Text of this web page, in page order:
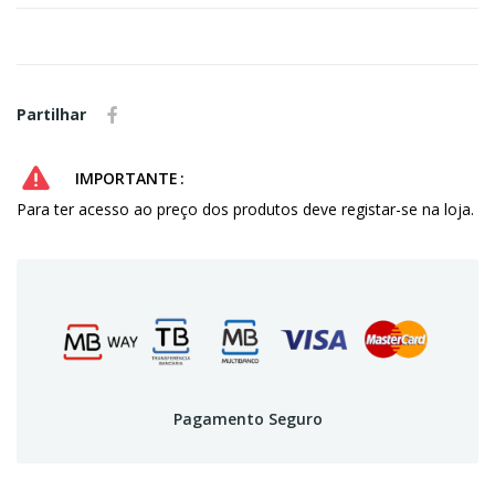
Partilhar
IMPORTANTE
Para ter acesso ao preço dos produtos deve registar-se na loja.
Pagamento Seguro